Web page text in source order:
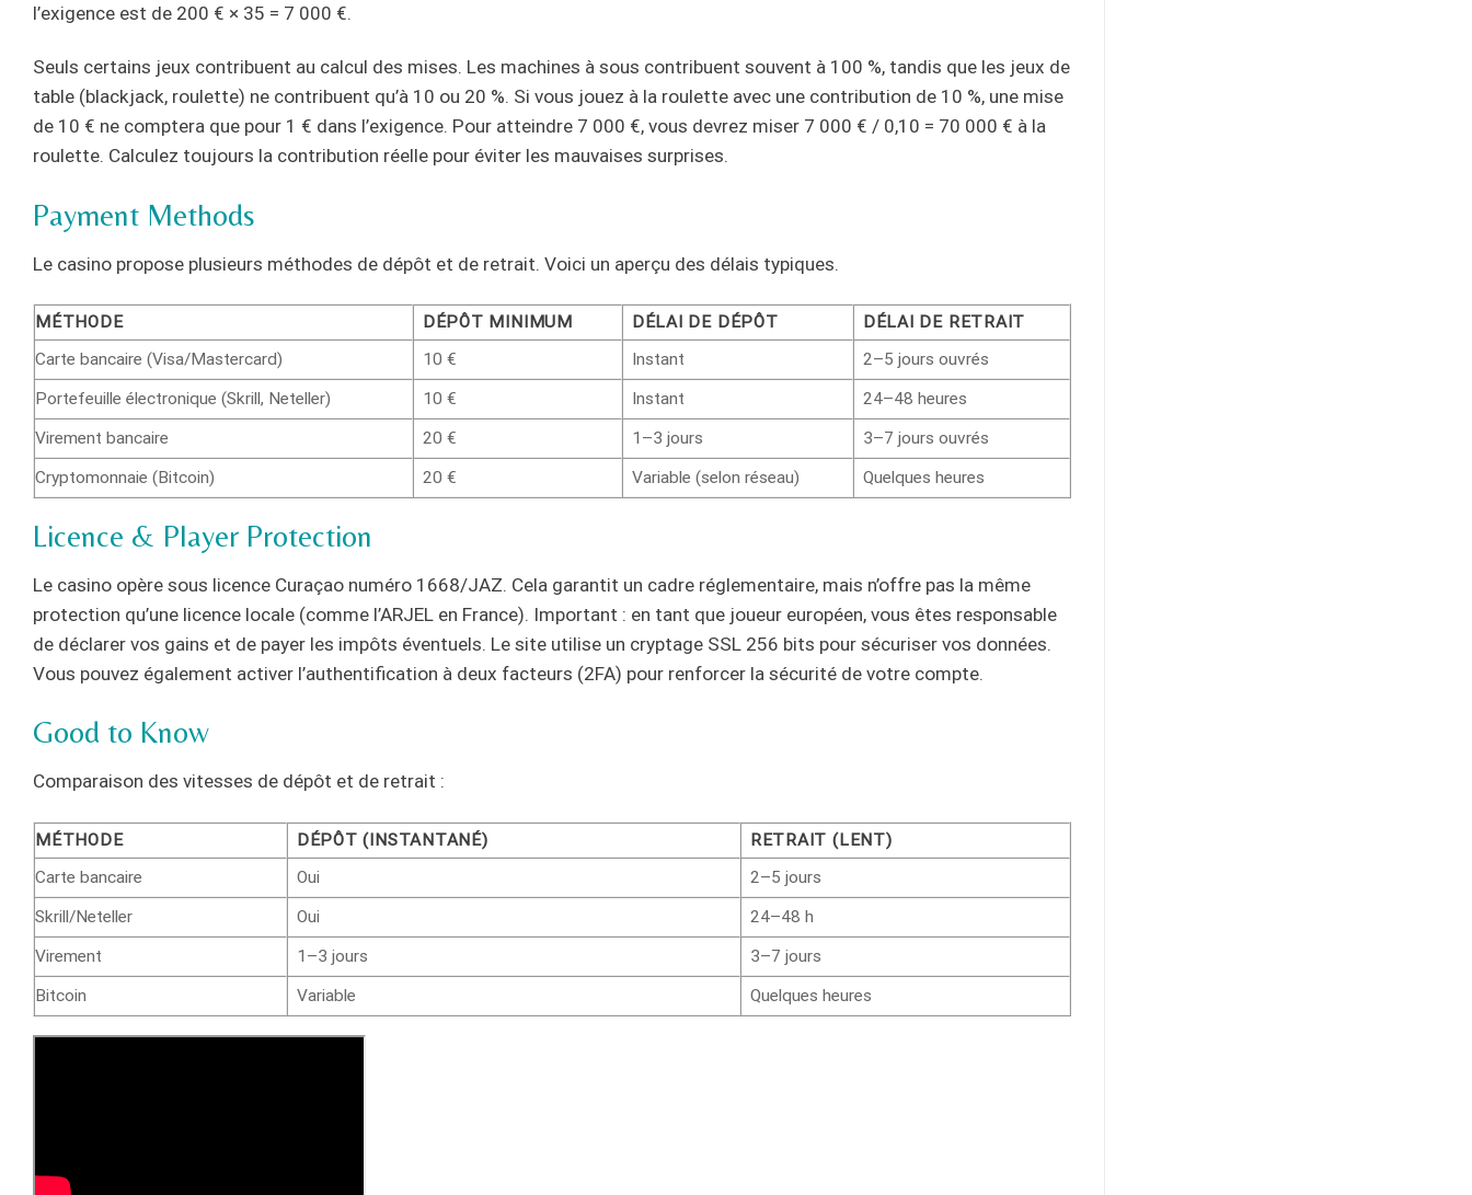
l’exigence est de 200 € × 35 = 7 000 €.
Seuls certains jeux contribuent au calcul des mises. Les machines à sous contribuent souvent à 100 %, tandis que les jeux de
table (blackjack, roulette) ne contribuent qu’à 10 ou 20 %. Si vous jouez à la roulette avec une contribution de 10 %, une mise
de 10 € ne comptera que pour 1 € dans l’exigence. Pour atteindre 7 000 €, vous devrez miser 7 000 € / 0,10 = 70 000 € à la
roulette. Calculez toujours la contribution réelle pour éviter les mauvaises surprises.
Payment Methods
Le casino propose plusieurs méthodes de dépôt et de retrait. Voici un aperçu des délais typiques.
MÉTHODE DÉPÔT MINIMUM DÉLAI DE DÉPÔT
DÉLAI DE RETRAIT
Carte bancaire (Visa/Mastercard)
10 € Instant
2–5 jours ouvrés
Portefeuille électronique (Skrill, Neteller)
10 € Instant
24–48 heures
Virement bancaire
20 € 1–3 jours
3–7 jours ouvrés
Cryptomonnaie (Bitcoin)
20 € Variable (selon réseau) Quelques heures
Licence & Player Protection
Le casino opère sous licence Curaçao numéro 1668/JAZ. Cela garantit un cadre réglementaire, mais n’offre pas la même
protection qu’une licence locale (comme l’ARJEL en France). Important : en tant que joueur européen, vous êtes responsable
de déclarer vos gains et de payer les impôts éventuels. Le site utilise un cryptage SSL 256 bits pour sécuriser vos données.
Vous pouvez également activer l’authentification à deux facteurs (2FA) pour renforcer la sécurité de votre compte.
Good to Know
Comparaison des vitesses de dépôt et de retrait :
MÉTHODE DÉPÔT (INSTANTANÉ)
RETRAIT (LENT)
Carte bancaire
Oui
2–5 jours
Skrill/Neteller
Oui
24–48 h
Virement
1–3 jours
3–7 jours
Bitcoin
Variable Quelques heures